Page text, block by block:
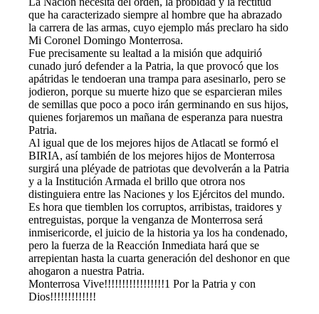
que ha caracterizado siempre al hombre que ha abrazado
la carrera de las armas, cuyo ejemplo más preclaro ha sido
Mi Coronel Domingo Monterrosa.
Fue precisamente su lealtad a la misión que adquirió
cunado juró defender a la Patria, la que provocó que los
apátridas le tendoeran una trampa para asesinarlo, pero se
jodieron, porque su muerte hizo que se esparcieran miles
de semillas que poco a poco irán germinando en sus hijos,
quienes forjaremos un mañana de esperanza para nuestra
Patria.
Al igual que de los mejores hijos de Atlacatl se formó el
BIRIA, así también de los mejores hijos de Monterrosa
surgirá una pléyade de patriotas que devolverán a la Patria
y a la Institución Armada el brillo que otrora nos
distinguiera entre las Naciones y los Ejércitos del mundo.
Es hora que tiemblen los corruptos, arribistas, traidores y
entreguistas, porque la venganza de Monterrosa será
inmisericorde, el juicio de la historia ya los ha condenado,
pero la fuerza de la Reacción Inmediata hará que se
arrepientan hasta la cuarta generación del deshonor en que
ahogaron a nuestra Patria.
Monterrosa Vive!!!!!!!!!!!!!!!!!1 Por la Patria y con
Dios!!!!!!!!!!!!!